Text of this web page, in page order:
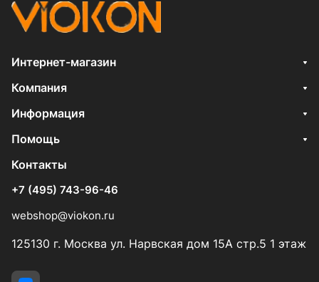
Интернет-магазин
Компания
Информация
Помощь
Контакты
+7 (495) 743-96-46
webshop@viokon.ru
125130 г. Москва ул. Нарвская дом 15А стр.5 1 этаж